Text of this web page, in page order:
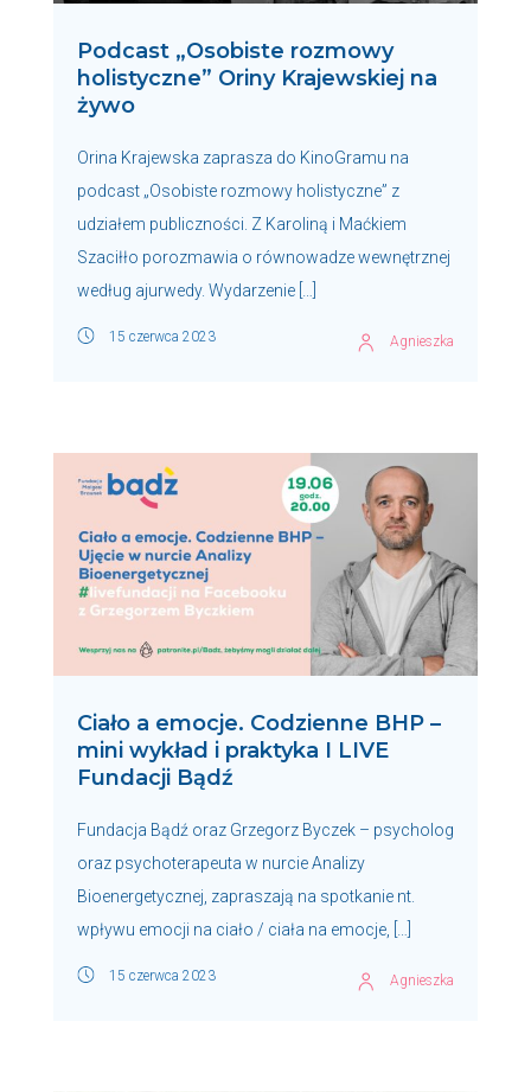
Podcast „Osobiste rozmowy
holistyczne” Oriny Krajewskiej na
żywo
Orina Krajewska zaprasza do KinoGramu na
podcast „Osobiste rozmowy holistyczne” z
udziałem publiczności. Z Karoliną i Maćkiem
Szaciłło porozmawia o równowadze wewnętrznej
według ajurwedy. Wydarzenie […]
15 czerwca 2023 Agnieszka
Ciało a emocje. Codzienne BHP –
mini wykład i praktyka I LIVE
Fundacji Bądź
Fundacja Bądź oraz Grzegorz Byczek – psycholog
oraz psychoterapeuta w nurcie Analizy
Bioenergetycznej, zapraszają na spotkanie nt.
wpływu emocji na ciało / ciała na emocje, […]
15 czerwca 2023 Agnieszka